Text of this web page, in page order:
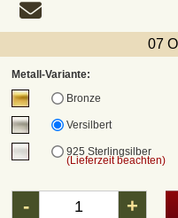
07
Metall-Variante:
Bronze
Versilbert
925 Sterlingsilber
(Lieferzeit beachten)
- +